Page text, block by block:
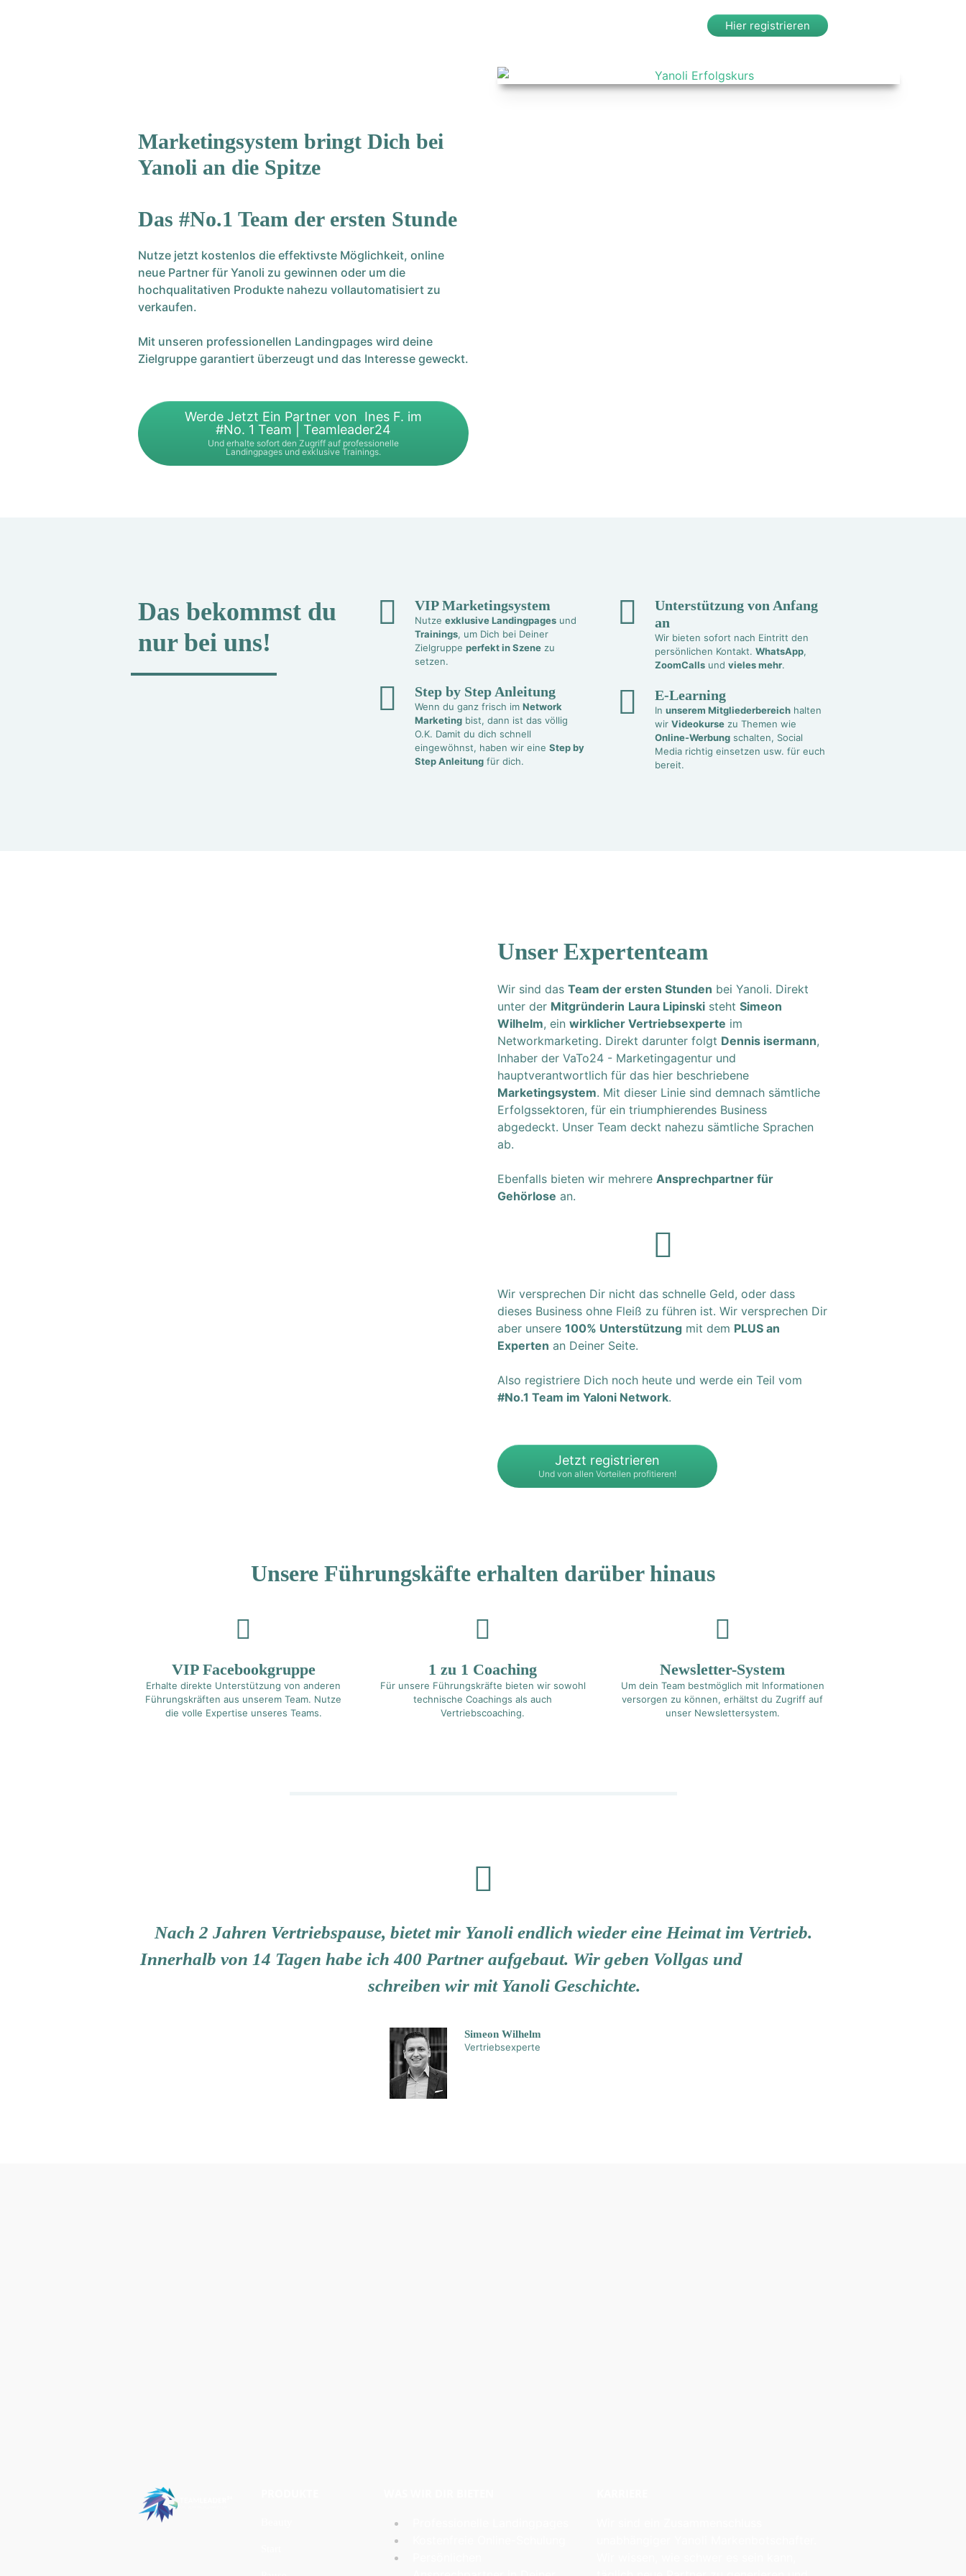
Hier registrieren
Marketingsystem bringt Dich bei
Yanoli an die Spitze
Das #No.1 Team der ersten Stunde
Nutze jetzt kostenlos die effektivste Möglichkeit, online
neue Partner für Yanoli zu gewinnen oder um die
hochqualitativen Produkte nahezu vollautomatisiert zu
verkaufen.
Mit unseren professionellen Landingpages wird deine
Zielgruppe garantiert überzeugt und das Interesse geweckt.
Werde Jetzt Ein Partner von Ines F. im
#No. 1 Team | Teamleader24
Und erhalte sofort den Zugriff auf professionelle
Landingpages und exklusive Trainings.
Das bekommst du
nur bei uns!
VIP Marketingsystem
Nutzeexklusive Landingpages und
Trainings, um Dich bei Deiner
Zielgruppeperfekt in Szene zu
setzen.
Step by Step Anleitung
Wenn du ganz frisch imNetwork
Marketing bist, dann ist das völlig
O.K. Damit du dich schnell
eingewöhnst, haben wir eineStep by
Step Anleitung für dich.
Unterstützung von Anfang
an
Wir bieten sofort nach Eintritt den
persönlichen Kontakt. WhatsApp,
ZoomCallsund vieles mehr.
E-Learning
In unserem Mitgliederbereichhalten
wir Videokursezu Themen wie
Online-Werbungschalten, Social
Media richtig einsetzen usw. für euch
bereit.
Unser Expertenteam
Wir sind das Team der ersten Stunden bei Yanoli. Direkt
unter der Mitgründerin Laura Lipinski steht Simeon
Wilhelm, ein wirklicher Vertriebsexperte im
Networkmarketing. Direkt darunter folgt Dennis isermann,
Inhaber der VaTo24 - Marketingagentur und
hauptverantwortlich für das hier beschriebene
Marketingsystem. Mit dieser Linie sind demnach sämtliche
Erfolgssektoren, für ein triumphierendes Business
abgedeckt. Unser Team deckt nahezu sämtliche Sprachen
ab.
Ebenfalls bieten wir mehrere Ansprechpartner für
Gehörlose an.
Wir versprechen Dir nicht das schnelle Geld, oder dass
dieses Business ohne Fleiß zu führen ist. Wir versprechen Dir
aber unsere 100% Unterstützung mit dem PLUS an
Experten an Deiner Seite.
Also registriere Dich noch heute und werde ein Teil vom
#No.1 Team im Yaloni Network.
Jetzt registrieren
Und von allen Vorteilen profitieren!
Unsere Führungskäfte erhalten darüber hinaus
VIP Facebookgruppe
Erhalte direkte Unterstützung von anderen
Führungskräften aus unserem Team. Nutze
die volle Expertise unseres Teams.
1 zu 1 Coaching
Für unsere Führungskräfte bieten wir sowohl
technische Coachings als auch
Vertriebscoaching.
Newsletter-System
Um dein Team bestmöglich mit Informationen
versorgen zu können, erhältst du Zugriff auf
unser Newslettersystem.
Nach 2 Jahren Vertriebspause, bietet mir Yanoli endlich wieder eine Heimat im Vertrieb.
Innerhalb von 14 Tagen habe ich 400 Partner aufgebaut. Wir geben Vollgas und
schreiben wir mit Yanoli Geschichte.
Simeon Wilhelm
Vertriebsexperte